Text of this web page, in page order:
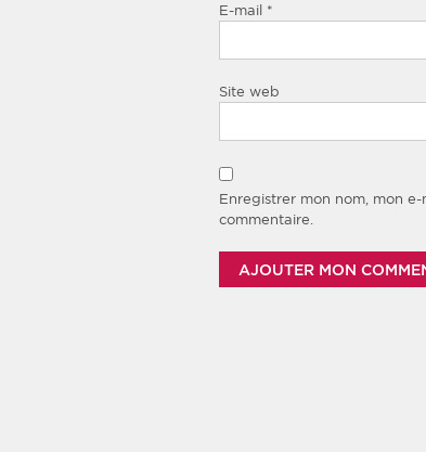
E-mail *
Site web
Enregistrer mon nom, mon
commentaire.